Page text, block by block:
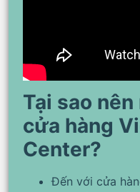
Tại sao
cửa hàng
Center?
Đến với cửa